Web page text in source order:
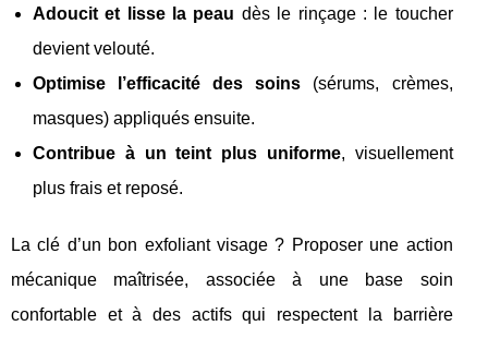
Adoucit et lisse la peau dès le rinçage : le toucher
devient velouté.
Optimise l’efficacité des soins (sérums, crèmes,
masques) appliqués ensuite.
Contribue à un teint plus uniforme, visuellement
plus frais et reposé.
La clé d’un bon exfoliant visage ? Proposer une action
mécanique maîtrisée, associée à une base soin
confortable et à des actifs qui respectent la barrière